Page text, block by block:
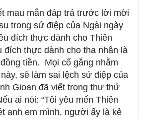
mau mắn đáp trả trước lời mời
trong sứ điệp của Ngài ngày
đích thực dành cho Thiên
đích thực dành cho tha nhân là
tiền. Mọi cố gắng nhằm
sẽ làm sai lệch sứ điệp của
Gioan đã viết trong thư thứ
ai nói: “Tôi yêu mến Thiên
anh em mình, người ấy là kẻ